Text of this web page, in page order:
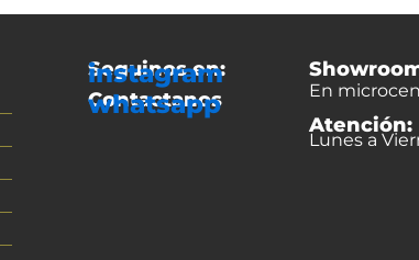
Seguinos en:
instagram
Contactanos
whatsapp En
Atención:
Lunes a